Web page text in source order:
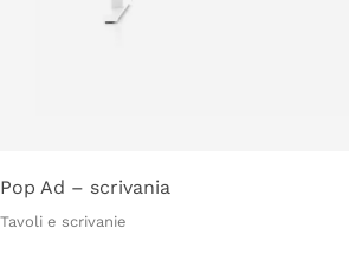
Pop Ad – scrivania
Tavoli e scrivanie